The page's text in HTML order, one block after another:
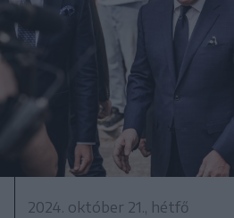
2024. október 21., hétfő